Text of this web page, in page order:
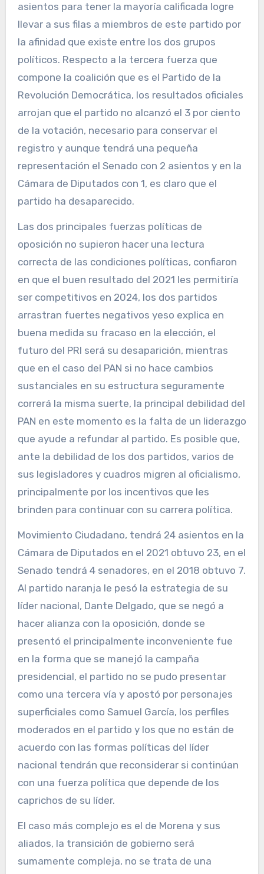
asientos para tener la mayoría calificada logre
llevar a sus filas a miembros de este partido por
la afinidad que existe entre los dos grupos
políticos. Respecto a la tercera fuerza que
compone la coalición que es el Partido de la
Revolución Democrática, los resultados oficiales
arrojan que el partido no alcanzó el 3 por ciento
de la votación, necesario para conservar el
registro y aunque tendrá una pequeña
representación el Senado con 2 asientos y en la
Cámara de Diputados con 1, es claro que el
partido ha desaparecido.
Las dos principales fuerzas políticas de
oposición no supieron hacer una lectura
correcta de las condiciones políticas, confiaron
en que el buen resultado del 2021 les permitiría
ser competitivos en 2024, los dos partidos
arrastran fuertes negativos yeso explica en
buena medida su fracaso en la elección, el
futuro del PRI será su desaparición, mientras
que en el caso del PAN si no hace cambios
sustanciales en su estructura seguramente
correrá la misma suerte, la principal debilidad del
PAN en este momento es la falta de un liderazgo
que ayude a refundar al partido. Es posible que,
ante la debilidad de los dos partidos, varios de
sus legisladores y cuadros migren al oficialismo,
principalmente por los incentivos que les
brinden para continuar con su carrera política.
Movimiento Ciudadano, tendrá 24 asientos en la
Cámara de Diputados en el 2021 obtuvo 23, en el
Senado tendrá 4 senadores, en el 2018 obtuvo 7.
Al partido naranja le pesó la estrategia de su
líder nacional, Dante Delgado, que se negó a
hacer alianza con la oposición, donde se
presentó el principalmente inconveniente fue
en la forma que se manejó la campaña
presidencial, el partido no se pudo presentar
como una tercera vía y apostó por personajes
superficiales como Samuel García, los perfiles
moderados en el partido y los que no están de
acuerdo con las formas políticas del líder
nacional tendrán que reconsiderar si continúan
con una fuerza política que depende de los
caprichos de su líder.
El caso más complejo es el de Morena y sus
aliados, la transición de gobierno será
sumamente compleja, no se trata de una